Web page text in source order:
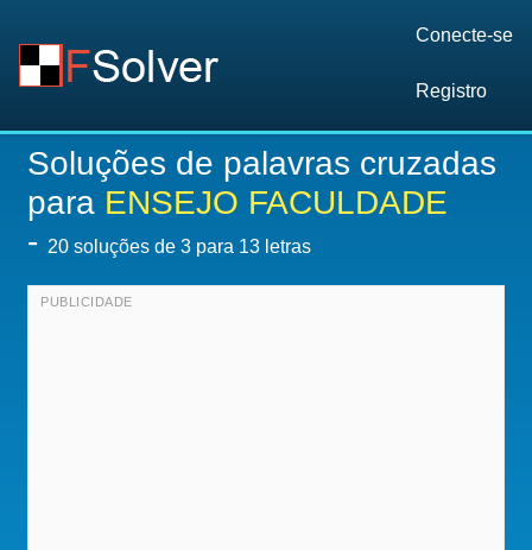
Conecte-se
Registro
Soluções de palavras cruzadas
para ENSEJO FACULDADE
- 20 soluções de 3 para 13 letras